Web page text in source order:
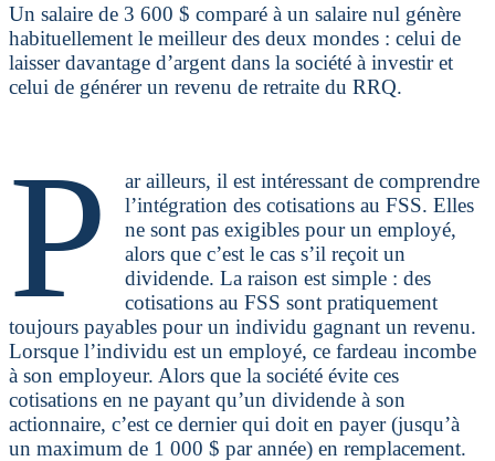
Un salaire de 3 600 $ comparé à un salaire nul génère
habituellement le meilleur des deux mondes : celui de
laisser davantage d’argent dans la société à investir et
celui de générer un revenu de retraite du RRQ.
P
ar ailleurs, il est intéressant de comprendre
l’intégration des cotisations au FSS. Elles
ne sont pas exigibles pour un employé,
alors que c’est le cas s’il reçoit un
dividende. La raison est simple : des
cotisations au FSS sont pratiquement
toujours payables pour un individu gagnant un revenu.
Lorsque l’individu est un employé, ce fardeau incombe
à son employeur. Alors que la société évite ces
cotisations en ne payant qu’un dividende à son
actionnaire, c’est ce dernier qui doit en payer (jusqu’à
un maximum de 1 000 $ par année) en remplacement.